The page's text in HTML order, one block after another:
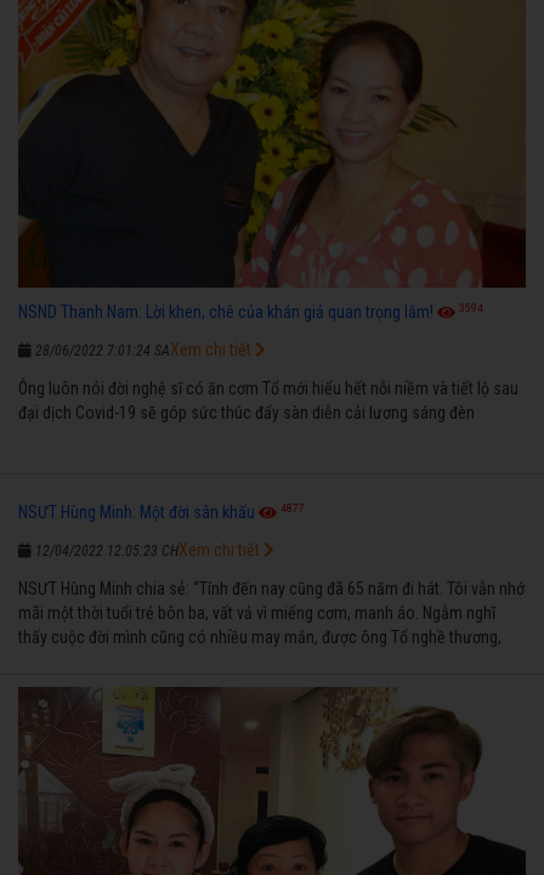
NSND Thanh Nam: Lời khen, chê của khán giả quan trọng lắm! 3594
28/06/2022 7:01:24 SA
Ông luôn nói đời nghệ sĩ có ăn cơm Tổ mới hiểu hết nỗi niềm và tiết lộ sau
đại dịch Covid-19 sẽ góp sức thúc đẩy sàn diễn cải lương sáng đèn
Xem chi tiết
NSƯT Hùng Minh: Một đời sân khấu 4877
12/04/2022 12:05:23 CH
NSƯT Hùng Minh chia sẻ: “Tính đến nay cũng đã 65 năm đi hát. Tôi vẫn nhớ
mãi một thời tuổi trẻ bôn ba, vất vả vì miếng cơm, manh áo. Ngẫm nghĩ
thấy cuộc đời mình cũng có nhiều may mắn, được ông Tổ nghề thương,
ngược nhận được những cơ may để từng bước thành danh với nghiệp ca
diễn”.
Xem chi tiết